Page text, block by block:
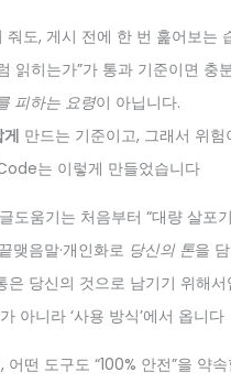
줘도, 게시 전에 한 번 훑어보는
읽히는가”가 통과 기준이면 충
피하는 요령이 아닙니다.
게 만드는 기준이고, 그래서 위험
는 이렇게 만들었습니다
도움기는 처음부터 “대량 살포
맺음말·개인화로 당신의 톤을
은 당신의 것으로 남기기 위해서
아니라 ‘사용 방식’에서 옵니다
어떤 도구도 “100% 안전”을 약